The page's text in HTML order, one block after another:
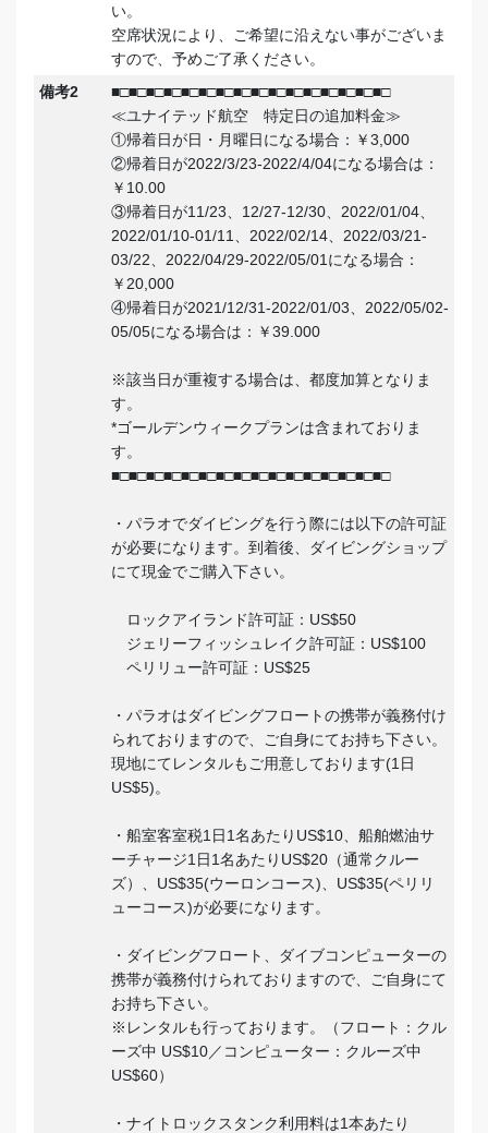
い。
空席状況により、ご希望に沿えない事がございま
すので、予めご了承ください。
備考2
■□■□■□■□■□■□■□■□■□■□■□■□■□■□■□■□
≪ユナイテッド航空 特定日の追加料金≫
①帰着日が日・月曜日になる場合：￥3,000
②帰着日が2022/3/23-2022/4/04になる場合は：
￥10.00
③帰着日が11/23、12/27-12/30、2022/01/04、
2022/01/10-01/11、2022/02/14、2022/03/21-
03/22、2022/04/29-2022/05/01になる場合：
￥20,000
④帰着日が2021/12/31-2022/01/03、2022/05/02-
05/05になる場合は：￥39.000
※該当日が重複する場合は、都度加算となりま
す。
*ゴールデンウィークプランは含まれておりま
す。
■□■□■□■□■□■□■□■□■□■□■□■□■□■□■□■□
・パラオでダイビングを行う際には以下の許可証
が必要になります。到着後、ダイビングショップ
にて現金でご購入下さい。
ロックアイランド許可証：US$50
ジェリーフィッシュレイク許可証：US$100
ペリリュー許可証：US$25
・パラオはダイビングフロートの携帯が義務付け
られておりますので、ご自身にてお持ち下さい。
現地にてレンタルもご用意しております(1日
US$5)。
・船室客室税1日1名あたりUS$10、船舶燃油サ
ーチャージ1日1名あたりUS$20（通常クルー
ズ）、US$35(ウーロンコース)、US$35(ペリリ
ューコース)が必要になります。
・ダイビングフロート、ダイブコンピューターの
携帯が義務付けられておりますので、ご自身にて
お持ち下さい。
※レンタルも行っております。（フロート：クル
ーズ中 US$10／コンピューター：クルーズ中
US$60）
・ナイトロックスタンク利用料は1本あたり